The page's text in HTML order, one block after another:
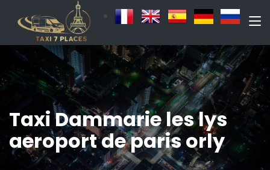
Taxi Dammarie les lys
aeroport de paris orly